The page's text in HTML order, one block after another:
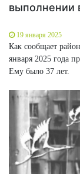
выполнении
19 января 2025
Как сообщает
января 2025 года
Ему было 37 лет.